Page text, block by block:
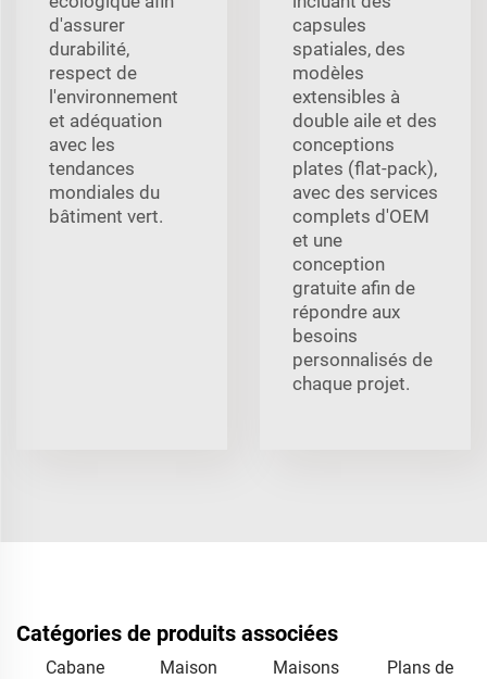
d'assurer
durabilité,
respect de
l'environnement
et adéquation
avec les
tendances
mondiales du
bâtiment vert.
capsules
spatiales, des
modèles
extensibles à
double aile et des
conceptions
plates (flat-pack),
avec des services
complets d'OEM
et une
conception
gratuite afin de
répondre aux
besoins
personnalisés de
chaque projet.
Catégories de produits associées
Cabane
Maison
Maisons
Plans de